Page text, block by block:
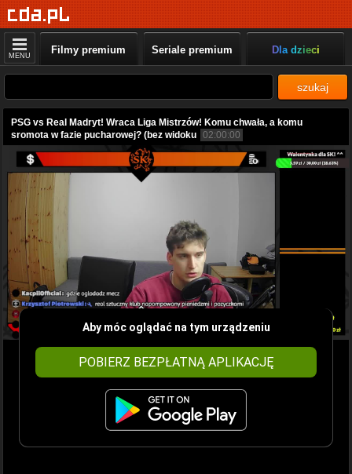
MENU Filmy premium Seriale premium Dla dzieci
szukaj
PSG vs Real Madryt! Wraca Liga Mistrzów! Komu chwała, a komu
sromota w fazie pucharowej? (bez widoku 02:00:00
Aby móc oglądać na tym urządzeniu
POBIERZ BEZPŁATNĄ APLIKACJĘ